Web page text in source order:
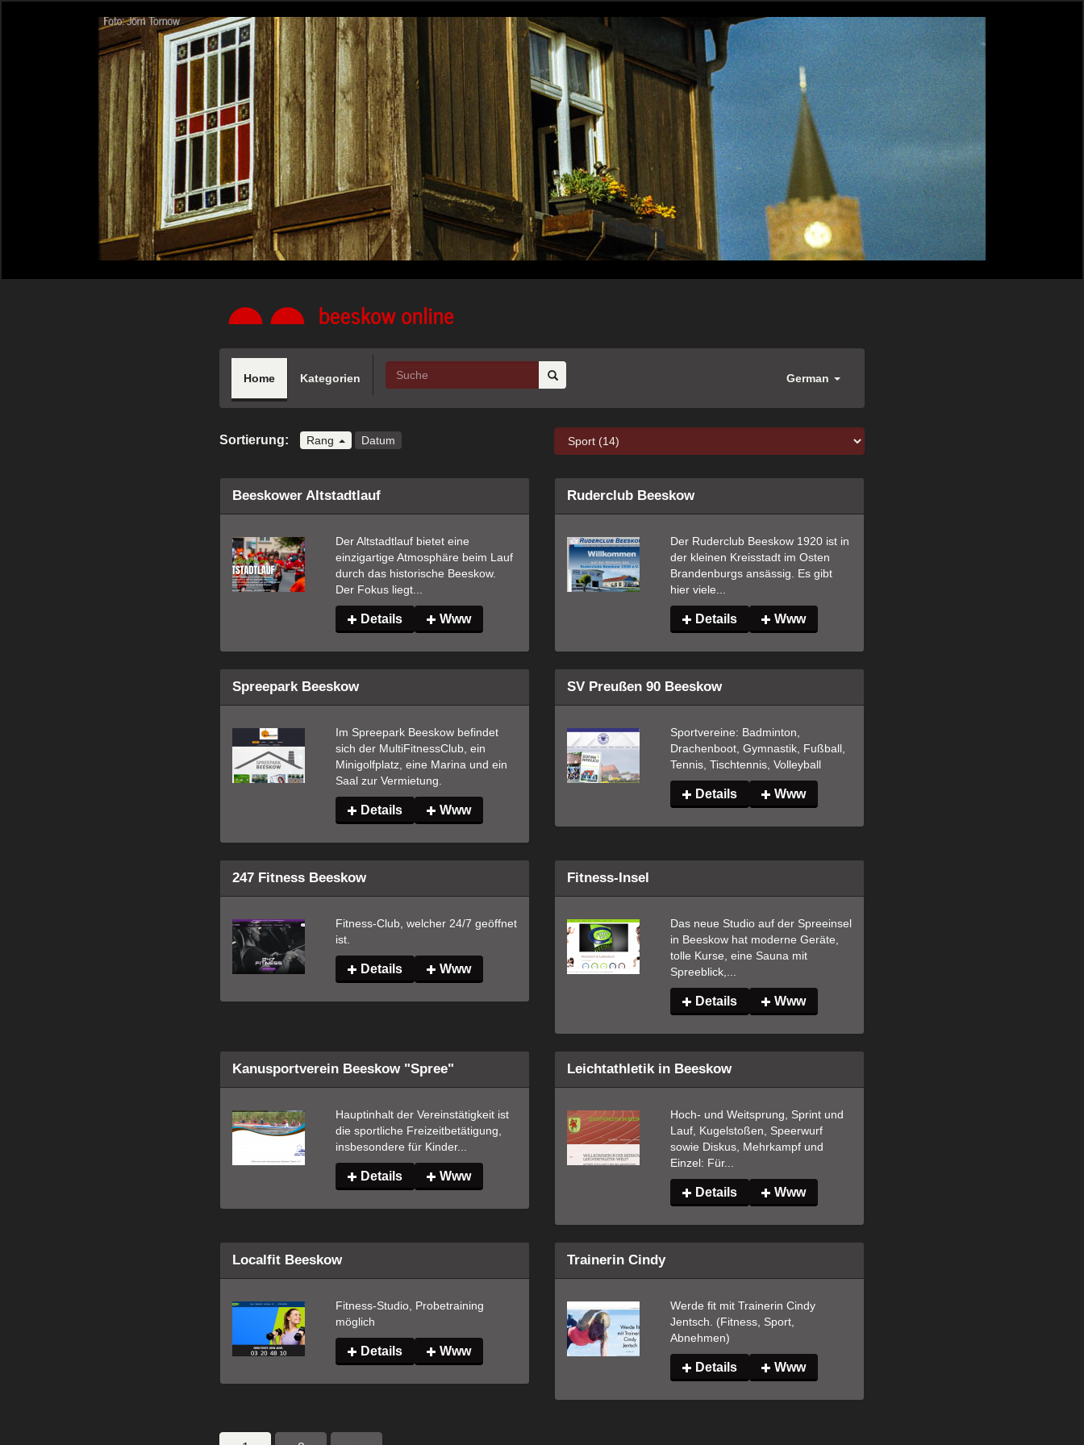
Home Kategorien German
Sortierung: Rang Datum
Beeskower Altstadtlauf
Der Altstadtlauf bietet eine
einzigartige Atmosphäre beim Lauf
durch das historische Beeskow.
Der Fokus liegt...
Details Www
Ruderclub Beeskow
Der Ruderclub Beeskow 1920 ist in
der kleinen Kreisstadt im Osten
Brandenburgs ansässig. Es gibt
hier viele...
Details Www
Spreepark Beeskow
Im Spreepark Beeskow befindet
sich der MultiFitnessClub, ein
Minigolfplatz, eine Marina und ein
Saal zur Vermietung.
Details Www
SV Preußen 90 Beeskow
Sportvereine: Badminton,
Drachenboot, Gymnastik, Fußball,
Tennis, Tischtennis, Volleyball
Details Www
247 Fitness Beeskow
Fitness-Club, welcher 24/7 geöffnet
ist.
Details Www
Fitness-Insel
Das neue Studio auf der Spreeinsel
in Beeskow hat moderne Geräte,
tolle Kurse, eine Sauna mit
Spreeblick,...
Details Www
Kanusportverein Beeskow "Spree"
Hauptinhalt der Vereinstätigkeit ist
die sportliche Freizeitbetätigung,
insbesondere für Kinder...
Details Www
Leichtathletik in Beeskow
Hoch- und Weitsprung, Sprint und
Lauf, Kugelstoßen, Speerwurf
sowie Diskus, Mehrkampf und
Einzel: Für...
Details Www
Localfit Beeskow
Fitness-Studio, Probetraining
möglich
Details Www
Trainerin Cindy
Werde fit mit Trainerin Cindy
Jentsch. (Fitness, Sport,
Abnehmen)
Details Www